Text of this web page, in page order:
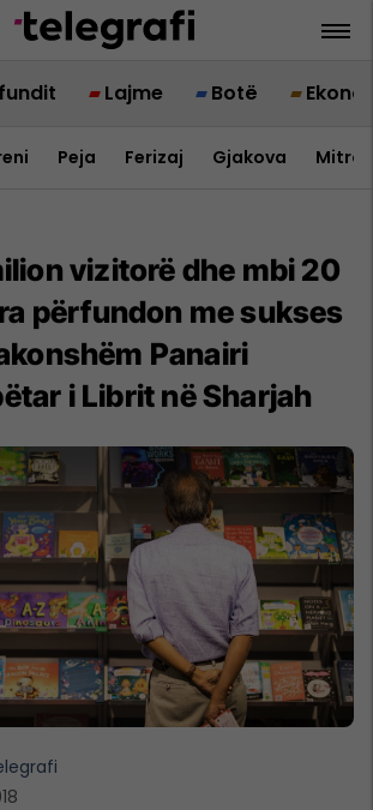
Lajme Botë
Peja Ferizaj Gjakova
vizitorë dhe mbi 20
përfundon me sukses
Panairi
i Librit në Sharjah